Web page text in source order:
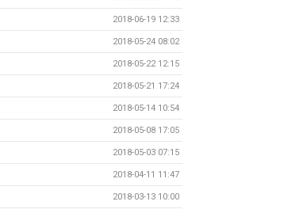
2018-06-19 12:33
2018-05-24 08:02
2018-05-22 12:15
2018-05-21 17:24
2018-05-14 10:54
2018-05-08 17:05
2018-05-03 07:15
2018-04-11 11:47
2018-03-13 10:00